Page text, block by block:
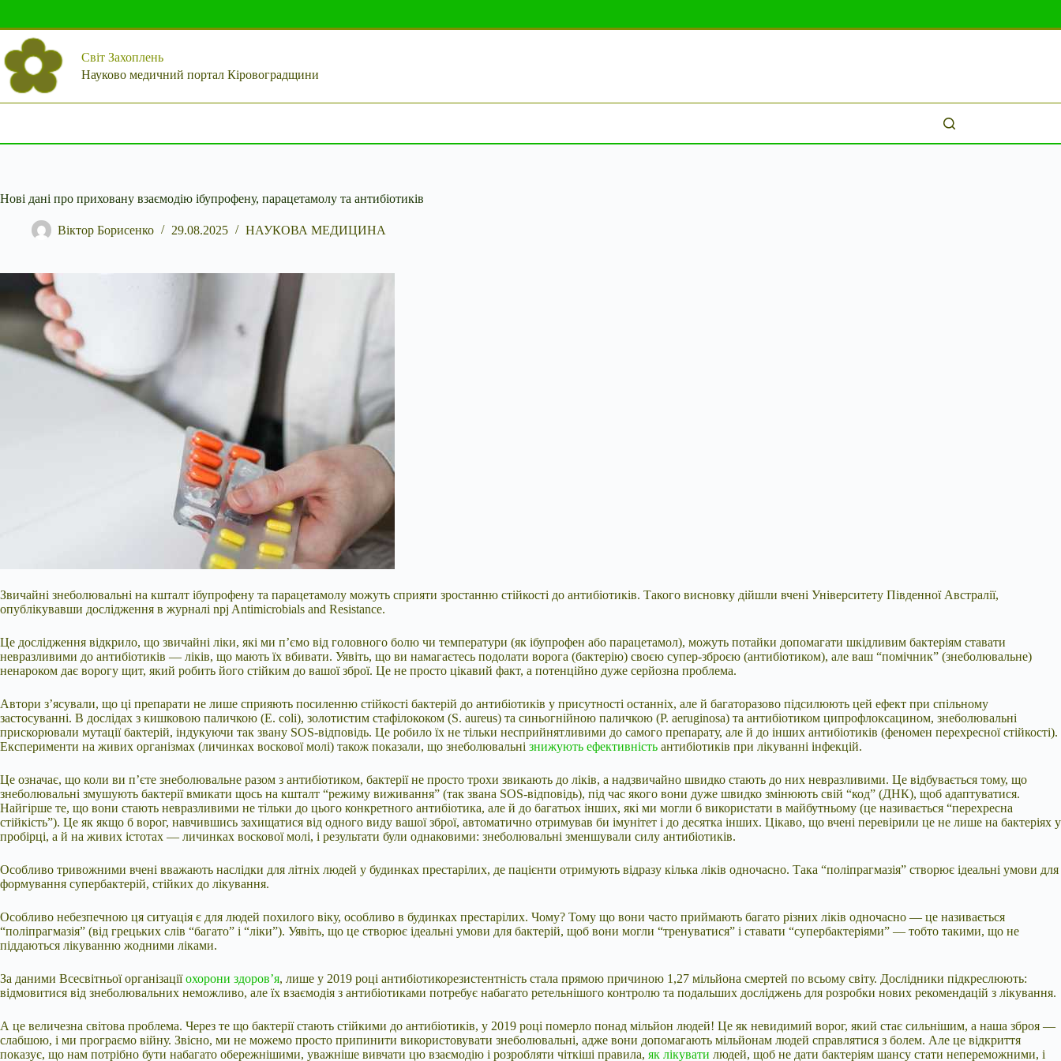
вмісту
Світ Захоплень
Науково медичний портал Кіровоградщини
Нові дані про приховану взаємодію ібупрофену, парацетамолу та антибіотиків
Віктор Борисенко 29.08.2025 НАУКОВА МЕДИЦИНА
Звичайні знеболювальні на кшталт ібупрофену та парацетамолу можуть сприяти зростанню стійкості до антибіотиків. Такого висновку дійшли вчені Університету Південної Австралії,
опублікувавши дослідження в журналі npj Antimicrobials and Resistance.
Це дослідження відкрило, що звичайні ліки, які ми п’ємо від головного болю чи температури (як ібупрофен або парацетамол), можуть потайки допомагати шкідливим бактеріям ставати
невразливими до антибіотиків — ліків, що мають їх вбивати. Уявіть, що ви намагаєтесь подолати ворога (бактерію) своєю супер-зброєю (антибіотиком), але ваш “помічник” (знеболювальне)
ненароком дає ворогу щит, який робить його стійким до вашої зброї. Це не просто цікавий факт, а потенційно дуже серйозна проблема.
Автори з’ясували, що ці препарати не лише сприяють посиленню стійкості бактерій до антибіотиків у присутності останніх, але й багаторазово підсилюють цей ефект при спільному
застосуванні. В дослідах з кишковою паличкою (E. coli), золотистим стафілококом (S. aureus) та синьогнійною паличкою (P. aeruginosa) та антибіотиком ципрофлоксацином, знеболювальні
прискорювали мутації бактерій, індукуючи так звану SOS-відповідь. Це робило їх не тільки несприйнятливими до самого препарату, але й до інших антибіотиків (феномен перехресної стійкості).
Експерименти на живих організмах (личинках воскової молі) також показали, що знеболювальні знижують ефективність антибіотиків при лікуванні інфекцій.
Це означає, що коли ви п’єте знеболювальне разом з антибіотиком, бактерії не просто трохи звикають до ліків, а надзвичайно швидко стають до них невразливими. Це відбувається тому, що
знеболювальні змушують бактерії вмикати щось на кшталт “режиму виживання” (так звана SOS-відповідь), під час якого вони дуже швидко змінюють свій “код” (ДНК), щоб адаптуватися.
Найгірше те, що вони стають невразливими не тільки до цього конкретного антибіотика, але й до багатьох інших, які ми могли б використати в майбутньому (це називається “перехресна
стійкість”). Це як якщо б ворог, навчившись захищатися від одного виду вашої зброї, автоматично отримував би імунітет і до десятка інших. Цікаво, що вчені перевірили це не лише на бактеріях у
пробірці, а й на живих істотах — личинках воскової молі, і результати були однаковими: знеболювальні зменшували силу антибіотиків.
Особливо тривожними вчені вважають наслідки для літніх людей у будинках престарілих, де пацієнти отримують відразу кілька ліків одночасно. Така “поліпрагмазія” створює ідеальні умови для
формування супербактерій, стійких до лікування.
Особливо небезпечною ця ситуація є для людей похилого віку, особливо в будинках престарілих. Чому? Тому що вони часто приймають багато різних ліків одночасно — це називається
“поліпрагмазія” (від грецьких слів “багато” і “ліки”). Уявіть, що це створює ідеальні умови для бактерій, щоб вони могли “тренуватися” і ставати “супербактеріями” — тобто такими, що не
піддаються лікуванню жодними ліками.
За даними Всесвітньої організаціїохорони здоров’я, лише у 2019 році антибіотикорезистентність стала прямою причиною 1,27 мільйона смертей по всьому світу. Дослідники підкреслюють:
відмовитися від знеболювальних неможливо, але їх взаємодія з антибіотиками потребує набагато ретельнішого контролю та подальших досліджень для розробки нових рекомендацій з лікування.
А це величезна світова проблема. Через те що бактерії стають стійкими до антибіотиків, у 2019 році померло понад мільйон людей! Це як невидимий ворог, який стає сильнішим, а наша зброя —
слабшою, і ми програємо війну. Звісно, ми не можемо просто припинити використовувати знеболювальні, адже вони допомагають мільйонам людей справлятися з болем. Але це відкриття
показує, що нам потрібно бути набагато обережнішими, уважніше вивчати цю взаємодію і розробляти чіткіші правила, як лікувати людей, щоб не дати бактеріям шансу стати непереможними, і